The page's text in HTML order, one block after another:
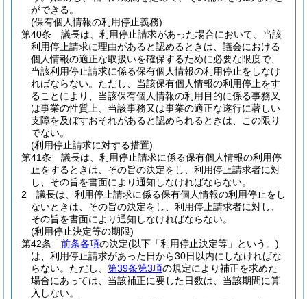
ができる。
(保有個人情報の利用停止義務)
第40条
議長は、利用停止請求があった場合において、当該
利用停止請求に理由があると認めるときは、議会における
個人情報の適正な取扱いを確保するために必要な限度で、
当該利用停止請求に係る保有個人情報の利用停止をしなけ
ればならない。 ただし、当該保有個人情報の利用停止をす
ることにより、当該保有個人情報の利用目的に係る事務又
は事業の性質上、当該事務又は事業の適正な遂行に著しい
支障を及ぼすおそれがあると認められるときは、この限り
でない。
(利用停止請求に対する措置)
第41条
議長は、利用停止請求に係る保有個人情報の利用停
止をするときは、その旨の決定をし、利用停止請求者に対
し、その旨を書面により通知しなければならない。
2
議長は、利用停止請求に係る保有個人情報の利用停止をし
ないときは、その旨の決定をし、利用停止請求者に対し、
その旨を書面により通知しなければならない。
(利用停止決定等の期限)
第42条
前条各項の決定(以下「利用停止決定等」という。)
は、利用停止請求があった日から30日以内にしなければな
らない。 ただし、 第39条第3項の規定により補正を求めた
場合にあっては、当該補正に要した日数は、当該期間に算
入しない。